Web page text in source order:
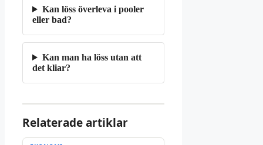
Kan löss överleva i pooler
eller bad?
Kan man ha löss utan att
det kliar?
Relaterade artiklar